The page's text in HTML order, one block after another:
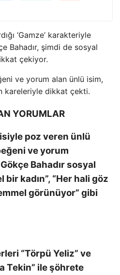
‘Gamze’ karakteriyle
Bahadır, şimdi de sosyal
çekiyor.
ve yorum alan ünlü isim,
kareleriyle dikkat çekti.
YORUMLAR
poz veren ünlü
ve yorum
Bahadır sosyal
kadın”, “Her hali göz
görünüyor” gibi
“Törpü Yeliz” ve
Tekin” ile şöhrete